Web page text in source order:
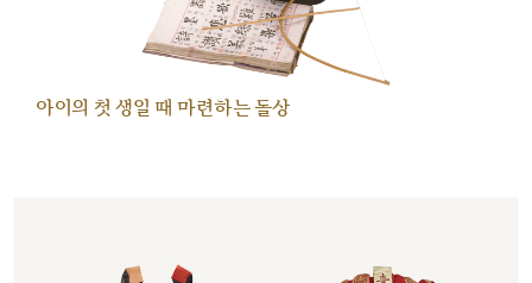
아이의 첫 생일 때 마련하는 돌상